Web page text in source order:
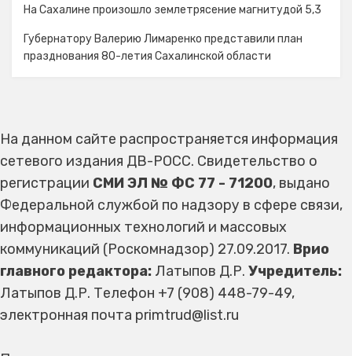
На Сахалине произошло землетрясение магнитудой 5,3
Губернатору Валерию Лимаренко представили план
празднования 80-летия Сахалинской области
На данном сайте распространяется информация
сетевого издания ДВ-РОСС. Свидетельство о
регистрации СМИ ЭЛ № ФС 77 - 71200, выдано
Федеральной службой по надзору в сфере связи,
информационных технологий и массовых
коммуникаций (Роскомнадзор) 27.09.2017. Врио
главного редактора: Латыпов Д.Р. Учредитель:
Латыпов Д.Р. Телефон +7 (908) 448-79-49,
электронная почта primtrud@list.ru